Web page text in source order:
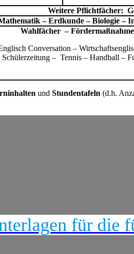
Weitere Pflichtfächer:
– Erdkunde – Biologie –
Wahlfächer –
Conversation –
– Tennis – Handball –
und Stundentafeln (d.h.
für die